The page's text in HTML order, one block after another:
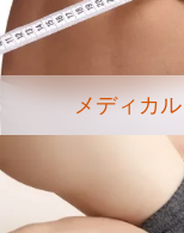
メディカ